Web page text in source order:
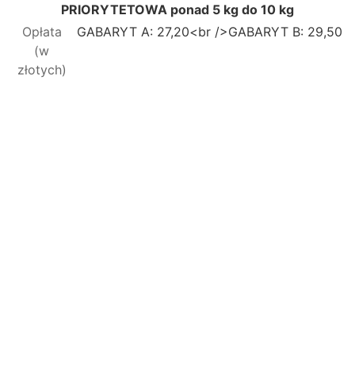
PRIORYTETOWA ponad 5 kg do 10 kg
GABARYT A: 27,20<br />GABARYT B: 29,50